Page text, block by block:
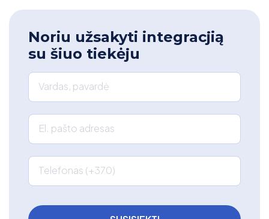
Noriu užsakyti integracjią
su šiuo tiekėju
Vardas, pavardė
El. pašto adresas
Telefonas (+370)